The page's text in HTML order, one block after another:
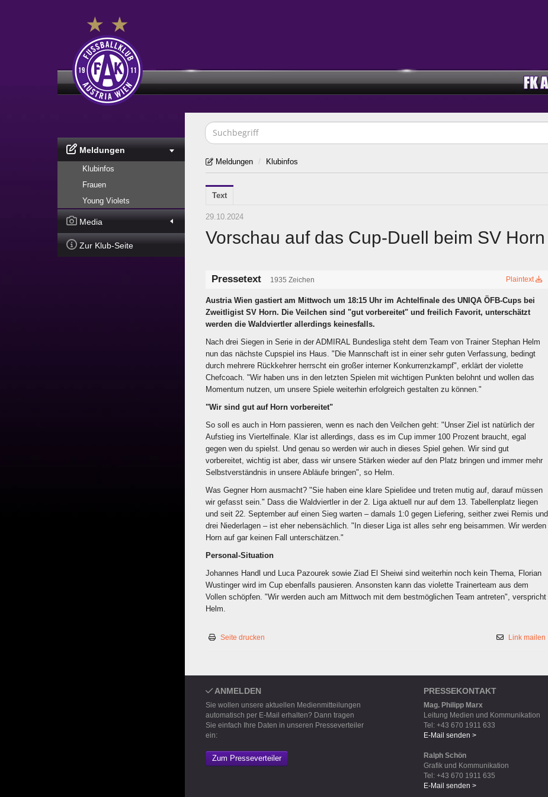
Meldungen
Klubinfos
Frauen
Young Violets
Media
Zur Klub-Seite
Meldungen / Klubinfos
Text
29.10.2024
Vorschau auf das Cup-Duell beim SV Horn
Pressetext 1935 Zeichen Plaintext
Austria Wien gastiert am Mittwoch um 18:15 Uhr im Achtelfinale des UNIQA ÖFB-Cups bei
Zweitligist SV Horn. Die Veilchen sind "gut vorbereitet" und freilich Favorit, unterschätzt
werden die Waldviertler allerdings keinesfalls.
Nach drei Siegen in Serie in der ADMIRAL Bundesliga steht dem Team von Trainer Stephan Helm
nun das nächste Cupspiel ins Haus. "Die Mannschaft ist in einer sehr guten Verfassung, bedingt
durch mehrere Rückkehrer herrscht ein großer interner Konkurrenzkampf", erklärt der violette
Chefcoach. "Wir haben uns in den letzten Spielen mit wichtigen Punkten belohnt und wollen das
Momentum nutzen, um unsere Spiele weiterhin erfolgreich gestalten zu können."
"Wir sind gut auf Horn vorbereitet"
So soll es auch in Horn passieren, wenn es nach den Veilchen geht: "Unser Ziel ist natürlich der
Aufstieg ins Viertelfinale. Klar ist allerdings, dass es im Cup immer 100 Prozent braucht, egal
gegen wen du spielst. Und genau so werden wir auch in dieses Spiel gehen. Wir sind gut
vorbereitet, wichtig ist aber, dass wir unsere Stärken wieder auf den Platz bringen und immer mehr
Selbstverständnis in unsere Abläufe bringen", so Helm.
Was Gegner Horn ausmacht? "Sie haben eine klare Spielidee und treten mutig auf, darauf müssen
wir gefasst sein." Dass die Waldviertler in der 2. Liga aktuell nur auf dem 13. Tabellenplatz liegen
und seit 22. September auf einen Sieg warten – damals 1:0 gegen Liefering, seither zwei Remis und
drei Niederlagen – ist eher nebensächlich. "In dieser Liga ist alles sehr eng beisammen. Wir werden
Horn auf gar keinen Fall unterschätzen."
Personal-Situation
Johannes Handl und Luca Pazourek sowie Ziad El Sheiwi sind weiterhin noch kein Thema, Florian
Wustinger wird im Cup ebenfalls pausieren. Ansonsten kann das violette Trainerteam aus dem
Vollen schöpfen. "Wir werden auch am Mittwoch mit dem bestmöglichen Team antreten", verspricht
Helm.
Seite drucken Link mailen
ANMELDEN
Sie wollen unsere aktuellen Medienmitteilungen
automatisch per E-Mail erhalten? Dann tragen
Sie einfach Ihre Daten in unseren Presseverteiler
ein:
Zum Presseverteiler
PRESSEKONTAKT
Mag. Philipp Marx
Leitung Medien und Kommunikation
Tel: +43 670 1911 633
E-Mail senden >
Ralph Schön
Grafik und Kommunikation
Tel: +43 670 1911 635
E-Mail senden >